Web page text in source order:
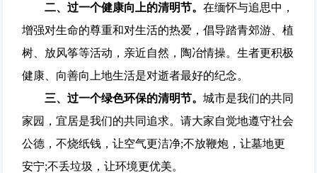
二、过一个健康向上的清明节。 在缅怀与追思中，
增强对生命的尊重和对生活的热爱，倡导踏青郊游、植
树、放风筝等活动，亲近自然，陶冶情操。生者更积极
健康、向善向上地生活是对逝者最好的纪念。
三、过一个绿色环保的清明节。 城市是我们的共同
家园，宜居是我们的共同追求。请大家自觉地遵守社会
公德，不烧纸钱，让空气更洁净;不放鞭炮，让墓地更
安宁;不丢垃圾，让环境更优美。